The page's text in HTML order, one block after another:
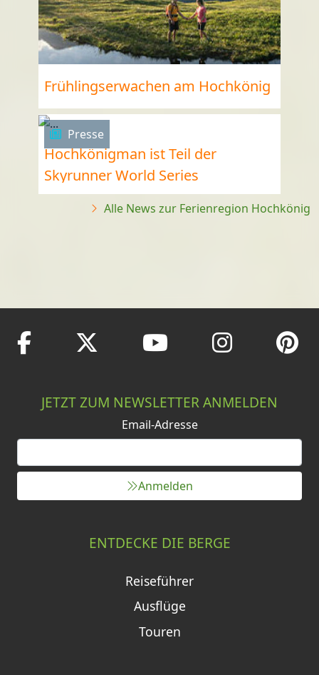
Frühlingserwachen am Hochkönig
Hochkönigman ist Teil der
Skyrunner World Series
Presse
Alle News zur Ferienregion Hochkönig
JETZT ZUM NEWSLETTER ANMELDEN
Email-Adresse
Anmelden
ENTDECKE DIE BERGE
Reiseführer
Ausflüge
Touren